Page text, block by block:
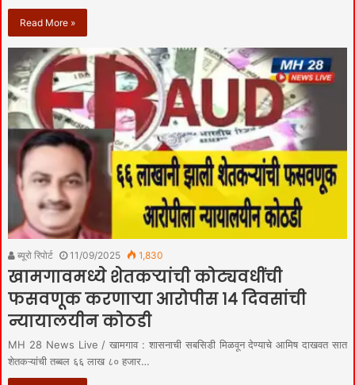
Read More »
ब्यूरो रिपोर्ट 11/09/2025 1,830
खामगावमध्ये शेतकऱ्यांची कोट्यवधींची
फसवणूक करणाऱ्या आरोपीस १४ दिवसांची
न्यायालयीन कोठडी
MH 28 News Live / खामगाव : शासनाची सबसिडी मिळवून देण्याचे आमिष दाखवत सात
शेतकऱ्यांची तब्बल ६६ लाख ८० हजार…